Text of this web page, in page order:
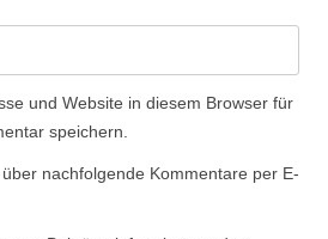
und Website in diesem Browser für
speichern.
nachfolgende Kommentare per E-